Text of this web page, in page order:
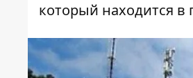
который находится